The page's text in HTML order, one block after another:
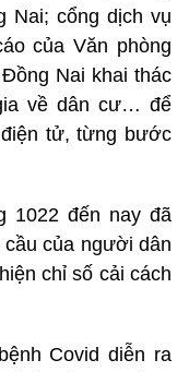
Nai; cổng dịch vụ
của Văn phòng
Nai khai thác
về dân cư… để
tử, từng bước
1022 đến nay đã
của người dân
chỉ số cải cách
Covid diễn ra